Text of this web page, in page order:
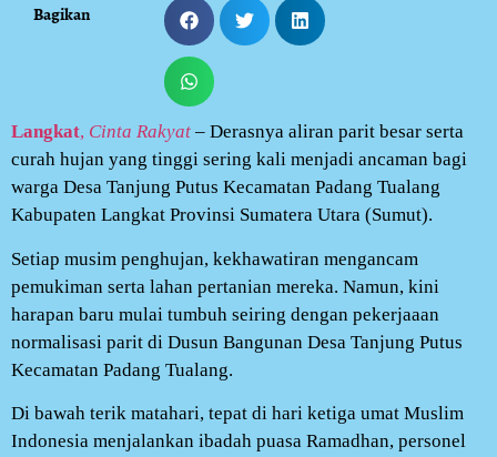
Bagikan
Langkat, Cinta Rakyat – Derasnya aliran parit besar serta
curah hujan yang tinggi sering kali menjadi ancaman bagi
warga Desa Tanjung Putus Kecamatan Padang Tualang
Kabupaten Langkat Provinsi Sumatera Utara (Sumut).
Setiap musim penghujan, kekhawatiran mengancam
pemukiman serta lahan pertanian mereka. Namun, kini
harapan baru mulai tumbuh seiring dengan pekerjaaan
normalisasi parit di Dusun Bangunan Desa Tanjung Putus
Kecamatan Padang Tualang.
Di bawah terik matahari, tepat di hari ketiga umat Muslim
Indonesia menjalankan ibadah puasa Ramadhan, personel